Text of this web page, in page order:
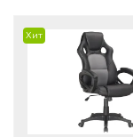
Хит